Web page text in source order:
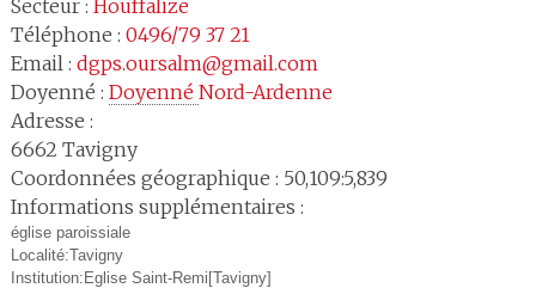
Secteur : Houffalize
Téléphone : 0496/79 37 21
Email : dgps.oursalm@gmail.com
Doyenné : Doyenné Nord-Ardenne
Adresse :
6662 Tavigny
Coordonnées géographique : 50,109:5,839
Informations supplémentaires :
église paroissiale
Localité:Tavigny
Institution:Eglise Saint-Remi[Tavigny]